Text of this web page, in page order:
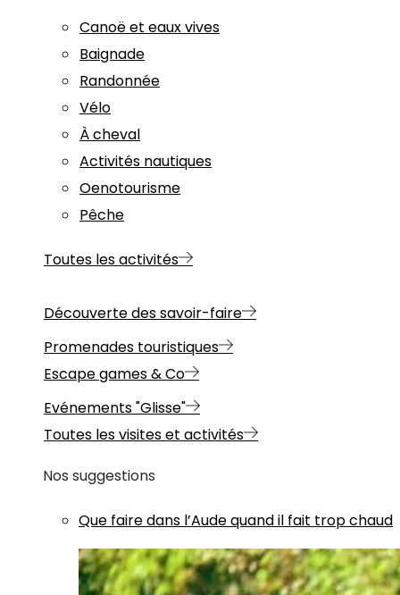
Canoë et eaux vives
Baignade
Randonnée
Vélo
À cheval
Activités nautiques
Oenotourisme
Pêche
Toutes les activités
Découverte des savoir-faire
Promenades touristiques
Escape games & Co
Evénements "Glisse"
Toutes les visites et activités
Nos suggestions
Que faire dans l’Aude quand il fait trop chaud